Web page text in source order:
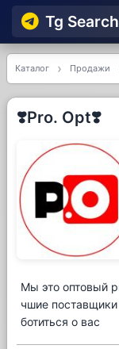
Tg Searсh
Каталог Продажи
❣️Pro. Opt❣️
Мы это оптовый
чшие
ботиться о вас